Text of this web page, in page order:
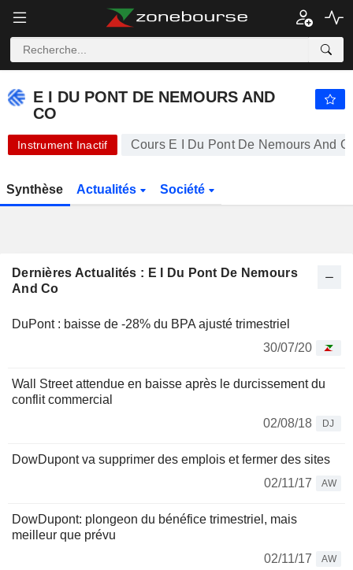
E I DU PONT DE NEMOURS AND CO - $ -
E I DU PONT DE NEMOURS AND
CO
Instrument Inactif Cours E I Du Pont De Nemours And
Synthèse Actualités Société
Dernières Actualités : E I Du Pont De Nemours
And Co
DuPont : baisse de -28% du BPA ajusté trimestriel
30/07/20
Wall Street attendue en baisse après le durcissement du
conflit commercial
02/08/18
DJ
DowDupont va supprimer des emplois et fermer des sites
02/11/17
AW
DowDupont: plongeon du bénéfice trimestriel, mais
meilleur que prévu
02/11/17
AW